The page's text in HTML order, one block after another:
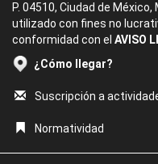
P. 04510, Ciudad de
utilizado con fines no
conformidad con el AVISO
¿Cómo llegar?
Suscripción a
Normatividad